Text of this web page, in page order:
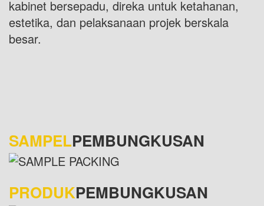
kabinet bersepadu, direka untuk ketahanan,
estetika, dan pelaksanaan projek berskala
besar.
SAMPELPEMBUNGKUSAN
PRODUKPEMBUNGKUSAN